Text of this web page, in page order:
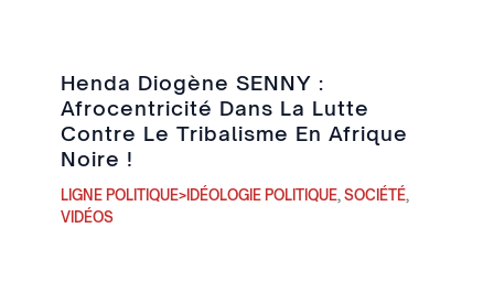
Henda Diogène SENNY :
Afrocentricité Dans La Lutte
Contre Le Tribalisme En Afrique
Noire !
LIGNE POLITIQUE>IDÉOLOGIE POLITIQUE, SOCIÉTÉ,
VIDÉOS